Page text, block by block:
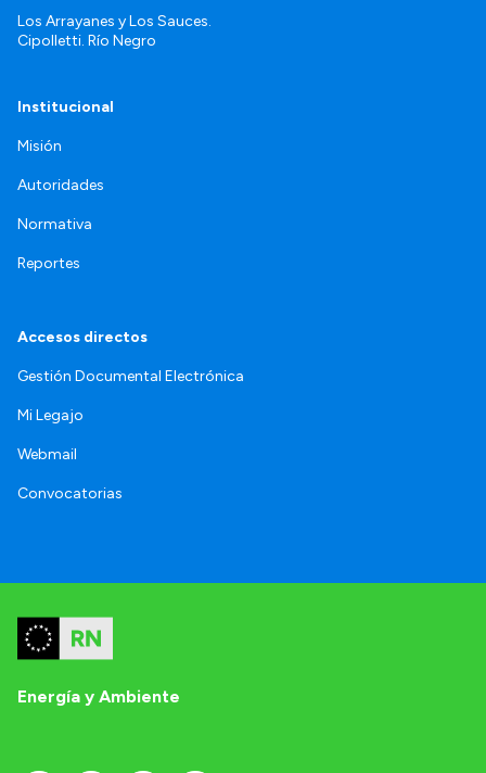
Los Arrayanes y Los Sauces.
Cipolletti. Río Negro
Institucional
Misión
Autoridades
Normativa
Reportes
Accesos directos
Gestión Documental Electrónica
Mi Legajo
Webmail
Convocatorias
Energía y Ambiente